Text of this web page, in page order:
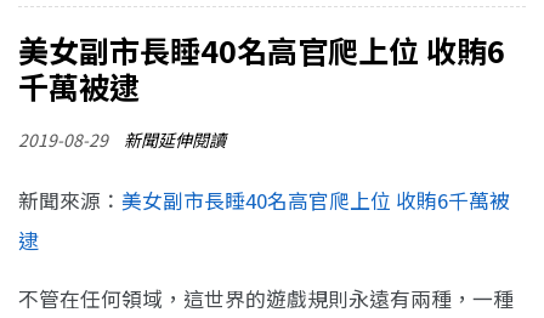
美女副市長睡40名高官爬上位 收賄6
千萬被逮
2019-08-29 新聞延伸閱讀
新聞來源： 美女副市長睡40名高官爬上位 收賄6千萬被
逮
不管在任何領域，這世界的遊戲規則永遠有兩種，一種